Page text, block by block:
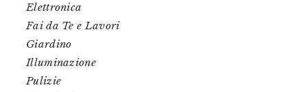
Elettronica
Fai da Te e Lavori
Giardino
Illuminazione
Pulizie